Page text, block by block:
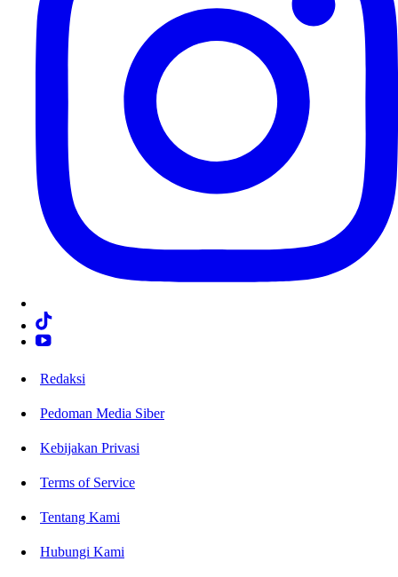
Redaksi
Pedoman Media Siber
Kebijakan Privasi
Terms of Service
Tentang Kami
Hubungi Kami